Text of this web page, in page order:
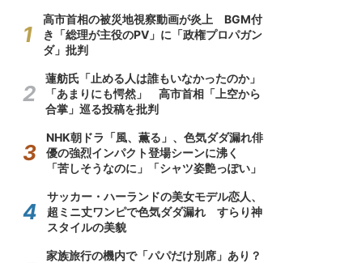
高市首相の被災地視察動画が炎上 BGM付
き「総理が主役のPV」に「政権プロパガン
ダ」批判
蓮舫氏「止める人は誰もいなかったのか」
「あまりにも愕然」 高市首相「上空から
合掌」巡る投稿を批判
NHK朝ドラ「風、薫る」、色気ダダ漏れ俳
優の強烈インパクト登場シーンに沸く
「苦しそうなのに」「シャツ姿艶っぽい」
サッカー・ハーランドの美女モデル恋人、
超ミニ丈ワンピで色気ダダ漏れ すらり神
スタイルの美貌
家族旅行の機内で「パパだけ別席」あり？